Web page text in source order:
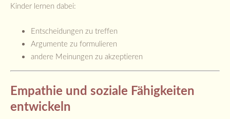
Kinder lernen dabei:
Entscheidungen zu treffen
Argumente zu formulieren
andere Meinungen zu akzeptieren
Empathie und soziale Fähigkeiten
entwickeln